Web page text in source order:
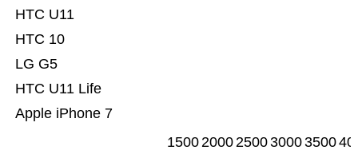
Apple iPhone 7
HTC U11 Life
LG G5
HTC 10
HTC U11
15002000250030003500